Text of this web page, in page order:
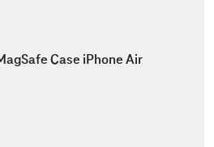
Case iPhone Air